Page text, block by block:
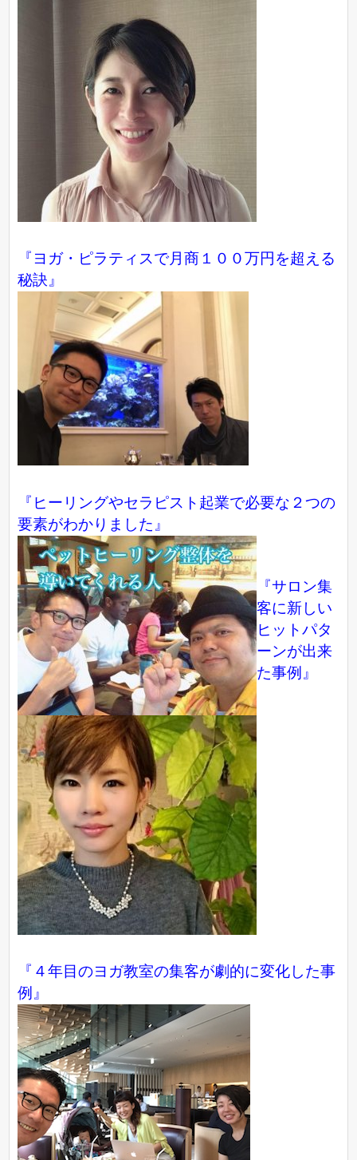
『ヨガ・ピラティスで月商１００万円を超える
秘訣』
『ヒーリングやセラピスト起業で必要な２つの
要素がわかりました』
『サロン集
客に新しい
ヒットパタ
ーンが出来
た事例』
『４年目のヨガ教室の集客が劇的に変化した事
例』